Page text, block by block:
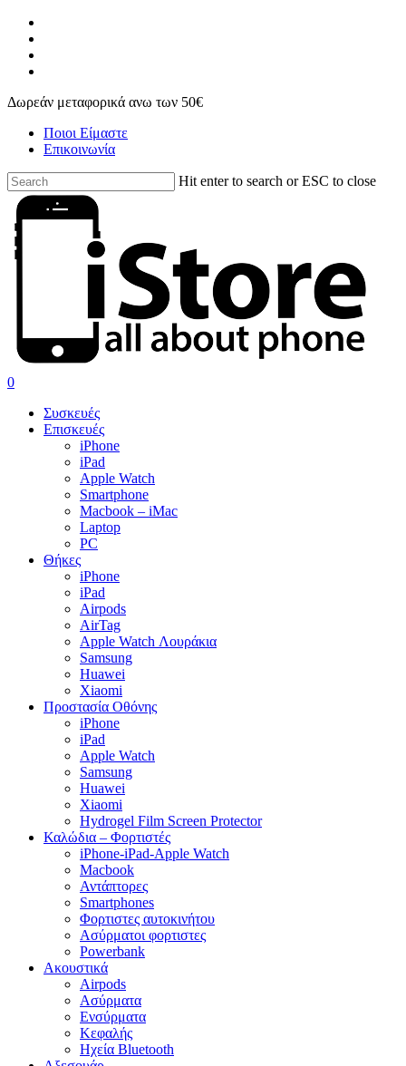
Skip
main
content
Δωρεάν μεταφορικά ανω των 50€
Ποιοι Είμαστε
Επικοινωνία
Hit enter to search or ESC to close
Close
Search
search
account
0
Συσκευές
Επισκευές
iPhone
iPad
Apple Watch
Smartphone
Macbook – iMac
Laptop
PC
Θήκες
iPhone
iPad
Airpods
AirTag
Apple Watch Λουράκια
Samsung
Huawei
Xiaomi
Προστασία Οθόνης
iPhone
iPad
Apple Watch
Samsung
Huawei
Xiaomi
Hydrogel Film Screen Protector
Καλώδια – Φορτιστές
iPhone-iPad-Apple Watch
Macbook
Αντάπτορες
Smartphones
Φορτιστες αυτοκινήτου
Ασύρματοι φορτιστες
Powerbank
Ακουστικά
Airpods
Ασύρματα
Ενσύρματα
Κεφαλής
Ηχεία Bluetooth